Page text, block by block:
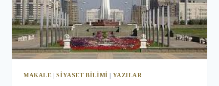
MAKALE |SIYASET BILIMI YAZILAR